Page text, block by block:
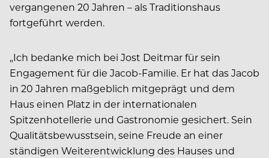
vergangenen 20 Jahren – als Traditionshaus
fortgeführt werden.
„Ich bedanke mich bei Jost Deitmar für sein
Engagement für die Jacob-Familie. Er hat das Jacob
in 20 Jahren maßgeblich mitgeprägt und dem
Haus einen Platz in der internationalen
Spitzenhotellerie und Gastronomie gesichert. Sein
Qualitätsbewusstsein, seine Freude an einer
ständigen Weiterentwicklung des Hauses und